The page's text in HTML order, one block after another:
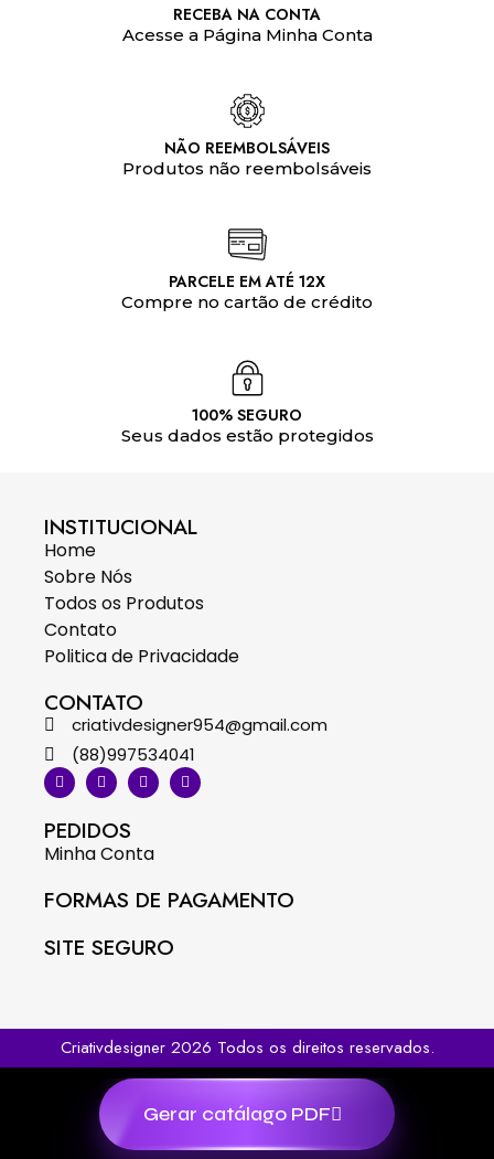
RECEBA NA CONTA
Acesse a Página Minha Conta
NÃO REEMBOLSÁVEIS
Produtos não reembolsáveis
PARCELE EM ATÉ 12X
Compre no cartão de crédito
100% SEGURO
Seus dados estão protegidos
INSTITUCIONAL
Home
Sobre Nós
Todos os Produtos
Contato
Politica de Privacidade
CONTATO
criativdesigner954@gmail.com
(88)997534041
PEDIDOS
Minha Conta
FORMAS DE PAGAMENTO
SITE SEGURO
Criativdesigner 2026 Todos os direitos reservados.
Gerar catálago PDF